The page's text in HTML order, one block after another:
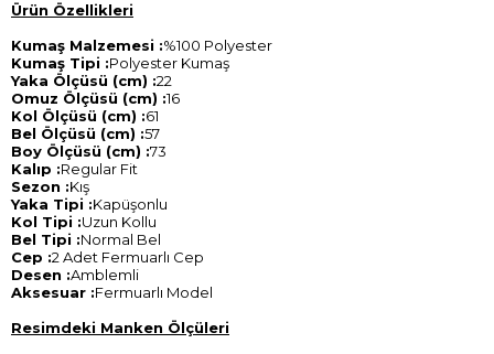
Ürün Özellikleri
Kumaş Malzemesi :%100 Polyester
Kumaş Tipi :Polyester Kumaş
Yaka Ölçüsü (cm) :22
Omuz Ölçüsü (cm) :16
Kol Ölçüsü (cm) :61
Bel Ölçüsü (cm) :57
Boy Ölçüsü (cm) :73
Kalıp :Regular Fit
Sezon :Kış
Yaka Tipi :Kapüşonlu
Kol Tipi :Uzun Kollu
Bel Tipi :Normal Bel
Cep :2 Adet Fermuarlı Cep
Desen :Amblemli
Aksesuar :Fermuarlı Model
Resimdeki Manken Ölçüleri